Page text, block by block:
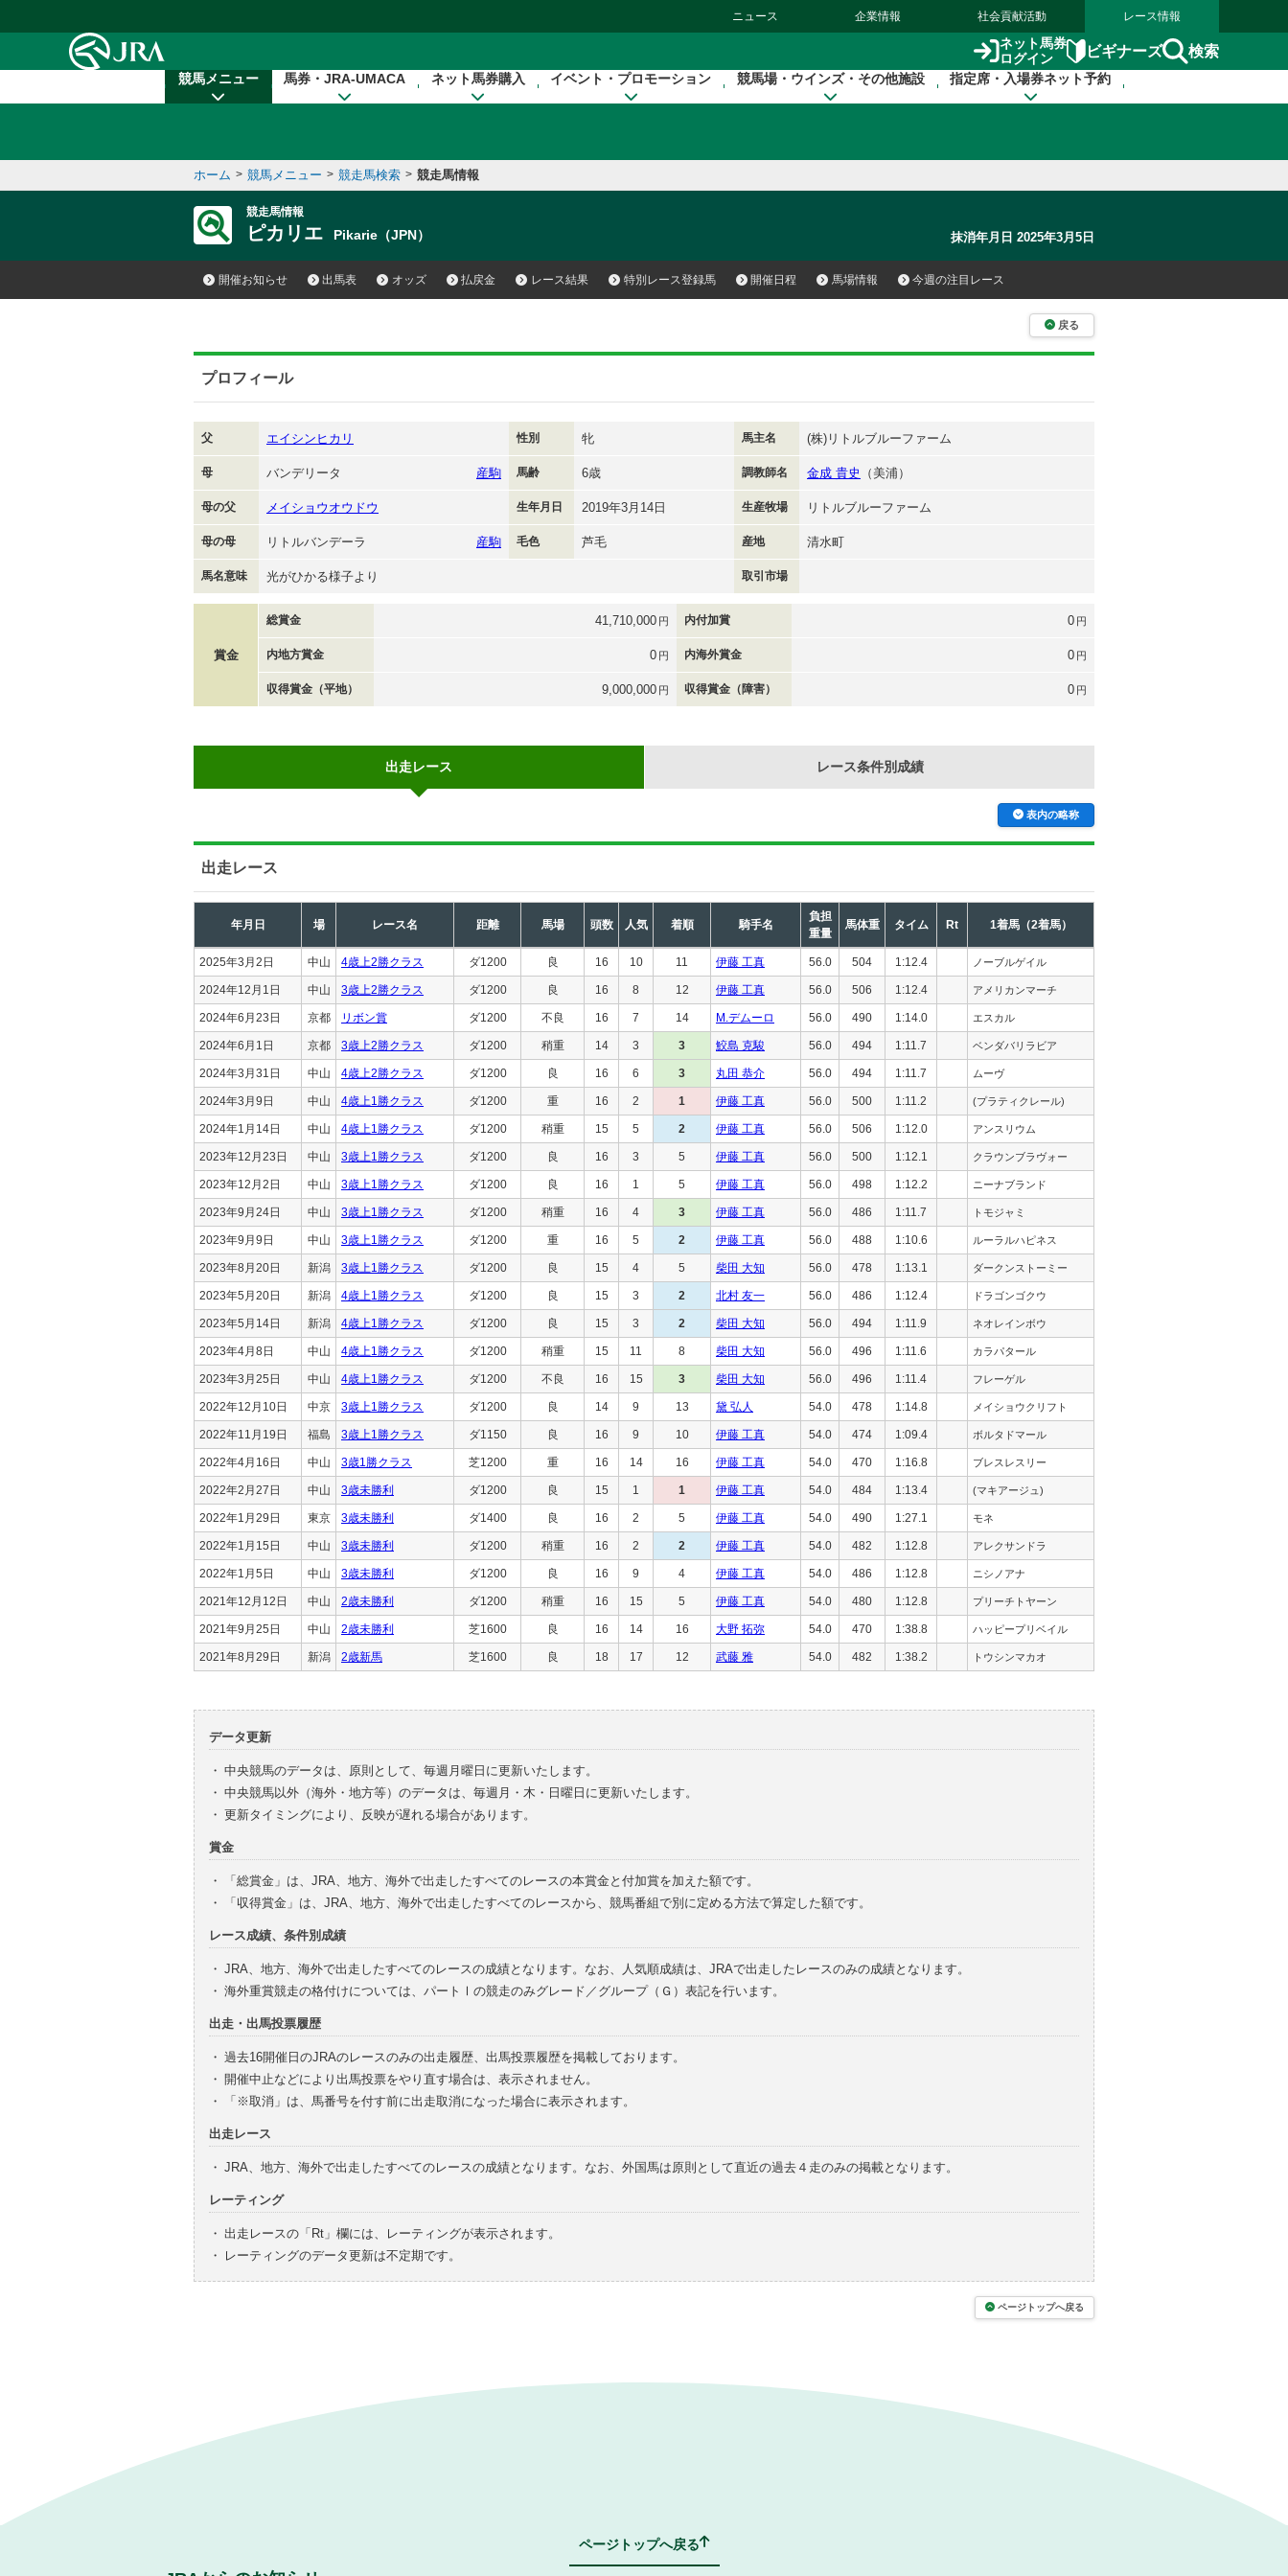
ニュース 企業情報 社会貢献活動 レース情報
ネット馬券
ログイン
ビギナーズ 検索
競馬メニュー 馬券・JRA-UMACA ネット馬券購入 イベント・プロモーション 競馬場・ウインズ・その他施設 指定席・入場券ネット予約
ホーム > 競馬メニュー > 競走馬検索 > 競走馬情報
競走馬情報
ピカリエ Pikarie（JPN） 抹消年月日 2025年3月5日
開催お知らせ 出馬表 オッズ 払戻金 レース結果 特別レース登録馬 開催日程 馬場情報 今週の注目レース
戻る
プロフィール
父 エイシンヒカリ 性別 牝 馬主名 (株)リトルブルーファーム
母 バンデリータ 産駒 馬齢 6歳 調教師名 金成 貴史 （美浦）
母の父 メイショウオウドウ 生年月日 2019年3月14日 生産牧場 リトルブルーファーム
母の母 リトルバンデーラ 産駒 毛色 芦毛 産地 清水町
馬名意味 光がひかる様子より 取引市場
賞金
総賞金 41,710,000 円 内付加賞 0 円
内地方賞金 0 円 内海外賞金 0 円
収得賞金（平地） 9,000,000 円 収得賞金（障害） 0 円
出走レース レース条件別成績
表内の略称
出走レース
年月日 場 レース名 距離 馬場 頭数 人気 着順 騎手名
負担
重量
馬体重 タイム Rt 1着馬（2着馬）
2025年3月2日 中山 4歳上2勝クラス ダ1200 良 16 10 11 伊藤 工真 56.0 504 1:12.4 ノーブルゲイル
2024年12月1日 中山 3歳上2勝クラス ダ1200 良 16 8 12 伊藤 工真 56.0 506 1:12.4 アメリカンマーチ
2024年6月23日 京都 リボン賞 ダ1200 不良 16 7 14 M.デムーロ 56.0 490 1:14.0 エスカル
2024年6月1日 京都 3歳上2勝クラス ダ1200 稍重 14 3 3 鮫島 克駿 56.0 494 1:11.7 ベンダバリラビア
2024年3月31日 中山 4歳上2勝クラス ダ1200 良 16 6 3 丸田 恭介 56.0 494 1:11.7 ムーヴ
2024年3月9日 中山 4歳上1勝クラス ダ1200 重 16 2 1 伊藤 工真 56.0 500 1:11.2 (プラティクレール)
2024年1月14日 中山 4歳上1勝クラス ダ1200 稍重 15 5 2 伊藤 工真 56.0 506 1:12.0 アンスリウム
2023年12月23日 中山 3歳上1勝クラス ダ1200 良 16 3 5 伊藤 工真 56.0 500 1:12.1 クラウンブラヴォー
2023年12月2日 中山 3歳上1勝クラス ダ1200 良 16 1 5 伊藤 工真 56.0 498 1:12.2 ニーナブランド
2023年9月24日 中山 3歳上1勝クラス ダ1200 稍重 16 4 3 伊藤 工真 56.0 486 1:11.7 トモジャミ
2023年9月9日 中山 3歳上1勝クラス ダ1200 重 16 5 2 伊藤 工真 56.0 488 1:10.6 ルーラルハピネス
2023年8月20日 新潟 3歳上1勝クラス ダ1200 良 15 4 5 柴田 大知 56.0 478 1:13.1 ダークンストーミー
2023年5月20日 新潟 4歳上1勝クラス ダ1200 良 15 3 2 北村 友一 56.0 486 1:12.4 ドラゴンゴクウ
2023年5月14日 新潟 4歳上1勝クラス ダ1200 良 15 3 2 柴田 大知 56.0 494 1:11.9 ネオレインボウ
2023年4月8日 中山 4歳上1勝クラス ダ1200 稍重 15 11 8 柴田 大知 56.0 496 1:11.6 カラパタール
2023年3月25日 中山 4歳上1勝クラス ダ1200 不良 16 15 3 柴田 大知 56.0 496 1:11.4 フレーゲル
2022年12月10日 中京 3歳上1勝クラス ダ1200 良 14 9 13 黛 弘人 54.0 478 1:14.8 メイショウクリフト
2022年11月19日 福島 3歳上1勝クラス ダ1150 良 16 9 10 伊藤 工真 54.0 474 1:09.4 ボルタドマール
2022年4月16日 中山 3歳1勝クラス 芝1200 重 16 14 16 伊藤 工真 54.0 470 1:16.8 ブレスレスリー
2022年2月27日 中山 3歳未勝利 ダ1200 良 15 1 1 伊藤 工真 54.0 484 1:13.4 (マキアージュ)
2022年1月29日 東京 3歳未勝利 ダ1400 良 16 2 5 伊藤 工真 54.0 490 1:27.1 モネ
2022年1月15日 中山 3歳未勝利 ダ1200 稍重 16 2 2 伊藤 工真 54.0 482 1:12.8 アレクサンドラ
2022年1月5日 中山 3歳未勝利 ダ1200 良 16 9 4 伊藤 工真 54.0 486 1:12.8 ニシノアナ
2021年12月12日 中山 2歳未勝利 ダ1200 稍重 16 15 5 伊藤 工真 54.0 480 1:12.8 プリーチトヤーン
2021年9月25日 中山 2歳未勝利 芝1600 良 16 14 16 大野 拓弥 54.0 470 1:38.8 ハッピープリベイル
2021年8月29日 新潟 2歳新馬 芝1600 良 18 17 12 武藤 雅 54.0 482 1:38.2 トウシンマカオ
データ更新
・ 中央競馬のデータは、原則として、毎週月曜日に更新いたします。
・ 中央競馬以外（海外・地方等）のデータは、毎週月・木・日曜日に更新いたします。
・ 更新タイミングにより、反映が遅れる場合があります。
賞金
・
「総賞金」は、JRA、地方、海外で出走したすべてのレースの本賞金と付加賞を加えた額です。
・
「収得賞金」は、JRA、地方、海外で出走したすべてのレースから、競馬番組で別に定める方法で算定した額です。
レース成績、条件別成績
・ JRA、地方、海外で出走したすべてのレースの成績となります。なお、人気順成績は、JRAで出走したレースのみの成績となります。
・ 海外重賞競走の格付けについては、パートⅠの競走のみグレード／グループ（Ｇ）表記を行います。
出走・出馬投票履歴
・ 過去16開催日のJRAのレースのみの出走履歴、出馬投票履歴を掲載しております。
・ 開催中止などにより出馬投票をやり直す場合は、表示されません。
・
「※取消」は、馬番号を付す前に出走取消になった場合に表示されます。
出走レース
・ JRA、地方、海外で出走したすべてのレースの成績となります。なお、外国馬は原則として直近の過去４走のみの掲載となります。
レーティング
・ 出走レースの「Rt」欄には、レーティングが表示されます。
・
レーティングのデータ更新は不定期です。
ページトップへ戻る
ページトップへ戻る